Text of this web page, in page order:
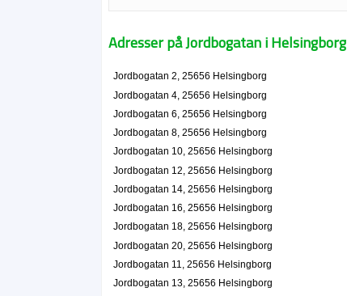
Adresser på Jordbogatan i Helsingborg
Jordbogatan 2, 25656 Helsingborg
Jordbogatan 4, 25656 Helsingborg
Jordbogatan 6, 25656 Helsingborg
Jordbogatan 8, 25656 Helsingborg
Jordbogatan 10, 25656 Helsingborg
Jordbogatan 12, 25656 Helsingborg
Jordbogatan 14, 25656 Helsingborg
Jordbogatan 16, 25656 Helsingborg
Jordbogatan 18, 25656 Helsingborg
Jordbogatan 20, 25656 Helsingborg
Jordbogatan 11, 25656 Helsingborg
Jordbogatan 13, 25656 Helsingborg